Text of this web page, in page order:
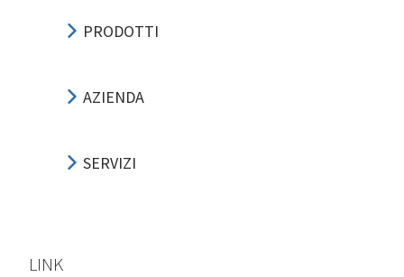
PRODOTTI
AZIENDA
SERVIZI
LINK